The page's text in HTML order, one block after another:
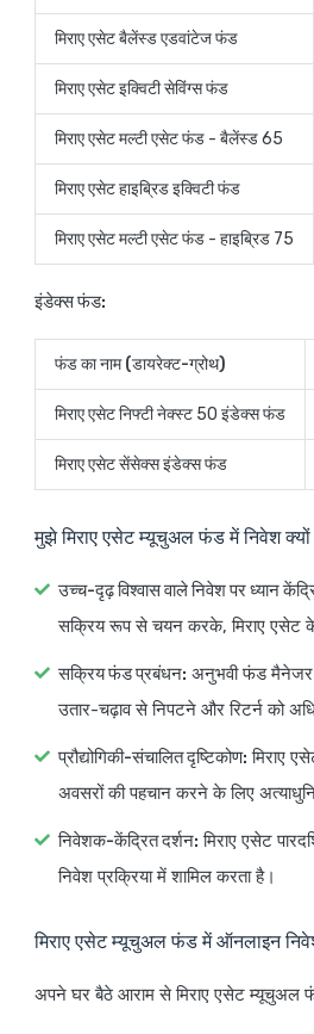
मिराए एसेट बैलेंस्ड एडवांटेज फंड
मिराए एसेट इक्विटी सेविंग्स फंड
मिराए एसेट मल्टी एसेट फंड - बैलेंस्ड 65
मिराए एसेट हाइब्रिड इक्विटी फंड
मिराए एसेट मल्टी एसेट फंड - हाइब्रिड 75
इंडेक्स फंड:
फंड का नाम (डायरेक्ट-ग्रोथ)
मिराए एसेट निफ्टी नेक्स्ट 50 इंडेक्स फंड
मिराए एसेट सेंसेक्स इंडेक्स फंड
मुझे मिराए एसेट म्यूचुअल फंड में निवेश क्यों
उच्च-दृढ़ विश्वास वाले निवेश पर ध्यान
सक्रिय रूप से चयन करके, मिराए एसेट के
सक्रिय फंड प्रबंधन: अनुभवी फंड मैनेजर
उतार-चढ़ाव से निपटने और रिटर्न को
प्रौद्योगिकी-संचालित दृष्टिकोण: मिराए
अवसरों की पहचान करने के लिए
निवेशक-केंद्रित दर्शन: मिराए एसेट
निवेश प्रक्रिया में शामिल करता है।
मिराए एसेट म्यूचुअल फंड में ऑनलाइन
अपने घर बैठे आराम से मिराए एसेट म्यूचुअल